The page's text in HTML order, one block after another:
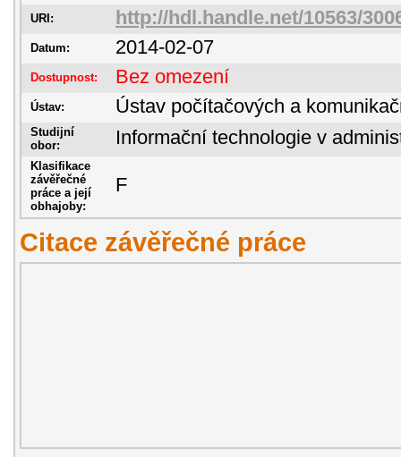
URI: http://hdl.handle.net/10563/
Datum: 2014-02-07
Dostupnost: Bez omezení
Ústav: Ústav počítačových a
Studijní
obor:
Informační technologie v
Klasifikace
závěřečné
práce a její
obhajoby:
F
Citace závěřečné práce